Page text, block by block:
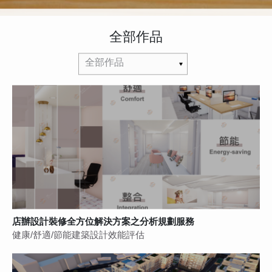
全部作品
全部作品
店辦設計裝修全方位解決方案之分析規劃服務
健康/舒適/節能建築設計效能評估